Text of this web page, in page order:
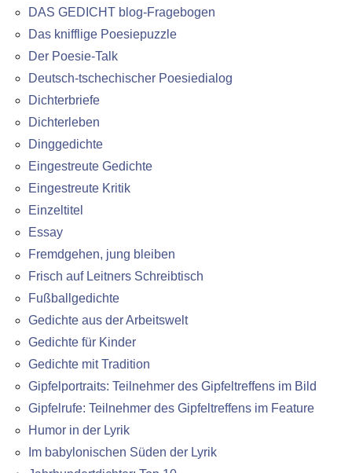
DAS GEDICHT blog-Fragebogen
Das knifflige Poesiepuzzle
Der Poesie-Talk
Deutsch-tschechischer Poesiedialog
Dichterbriefe
Dichterleben
Dinggedichte
Eingestreute Gedichte
Eingestreute Kritik
Einzeltitel
Essay
Fremdgehen, jung bleiben
Frisch auf Leitners Schreibtisch
Fußballgedichte
Gedichte aus der Arbeitswelt
Gedichte für Kinder
Gedichte mit Tradition
Gipfelportraits: Teilnehmer des Gipfeltreffens im Bild
Gipfelrufe: Teilnehmer des Gipfeltreffens im Feature
Humor in der Lyrik
Im babylonischen Süden der Lyrik